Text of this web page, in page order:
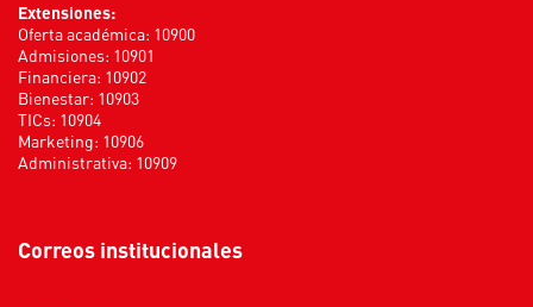
Extensiones:
Oferta académica: 10900
Admisiones: 10901
Financiera: 10902
Bienestar: 10903
TICs: 10904
Marketing: 10906
Administrativa: 10909
Correos institucionales